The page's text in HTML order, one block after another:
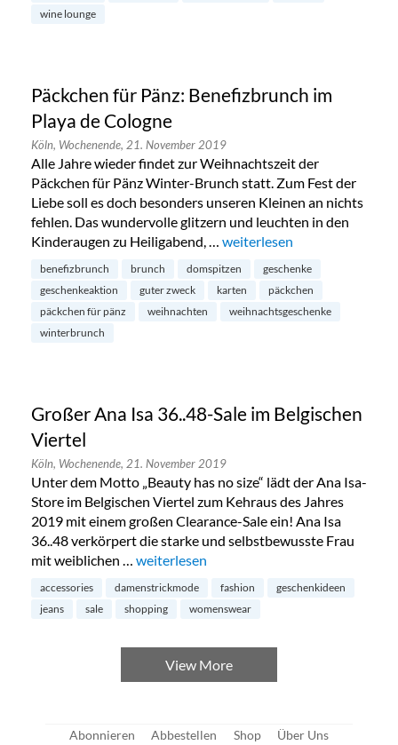
wine lounge
Päckchen für Pänz: Benefizbrunch im
Playa de Cologne
Köln, Wochenende, 21. November 2019
Alle Jahre wieder findet zur Weihnachtszeit der
Päckchen für Pänz Winter-Brunch statt. Zum Fest der
Liebe soll es doch besonders unseren Kleinen an nichts
fehlen. Das wundervolle glitzern und leuchten in den
Kinderaugen zu Heiligabend, … „Päckchen für Pänz:
weiterlesen
benefizbrunch brunch domspitzen
geschenke
geschenkeaktion
guter zweck karten
päckchen
päckchen für pänz
weihnachten
weihnachtsgeschenke
winterbrunch
Großer Ana Isa 36..48-Sale im Belgischen
Viertel
Köln, Wochenende, 21. November 2019
Unter dem Motto „Beauty has no size“ lädt der Ana Isa-
Store im Belgischen Viertel zum Kehraus des Jahres
2019 mit einem großen Clearance-Sale ein! Ana Isa
36..48 verkörpert die starke und selbstbewusste Frau
mit weiblichen … „Großer Ana Isa 36..48-Sale im Belgischen
weiterlesen
accessories damenstrickmode fashion
geschenkideen
jeans
sale shopping womenswear
View More
Abonnieren Abbestellen Shop Über Uns